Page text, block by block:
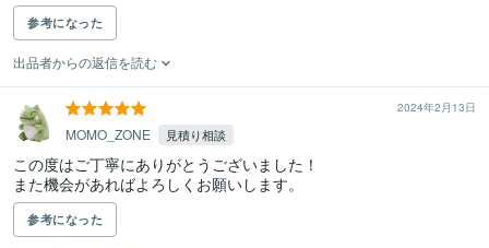
参考になった
出品者からの返信を読む
2024年2月13日
MOMO_ZONE 見積り相談
この度はご丁寧にありがとうございました！
また機会があればよろしくお願いします。
参考になった